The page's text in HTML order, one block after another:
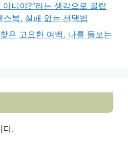
니야?”라는 생각으로 골랐
복, 실패 없는 선택법
은 고요한 여백, 나를 돌보는
다.